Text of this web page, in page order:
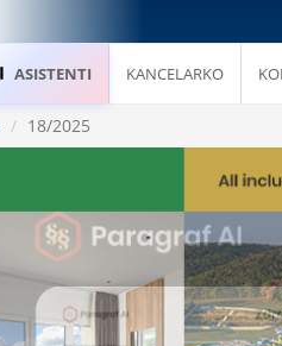
ASISTENTI KANCELARKO
18/2025